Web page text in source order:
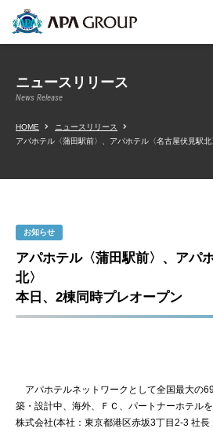
ニュースリリース
News Release
HOME
ニュースリリース
アパホテル〈蒲田駅前〉、アパホテル〈名古屋伏見駅
お知らせ
アパホテル〈蒲田駅前〉、アパ
北〉
本日、2棟同時プレオープン
アパホテルネットワークとして全国最大の
築・設計中、海外、ＦＣ、パートナーホテル
株式会社(本社：東京都港区赤坂3丁目2‐3 社長